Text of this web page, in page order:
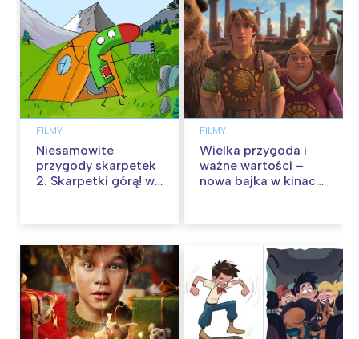
FILMY
Niesamowite
przygody skarpetek
2. Skarpetki górą! w
FILMY
Wielka przygoda i
ważne wartości –
nowa bajka w kinach